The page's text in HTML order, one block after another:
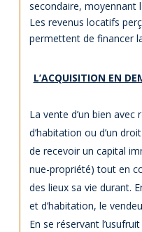
secondaire, moyennant
Les revenus locatifs
permettent de financer
L’ACQUISITION EN
La vente d’un bien avec
d’habitation ou d’un
de recevoir un capital
nue-propriété) tout en
des lieux sa vie durant.
et d’habitation, le
En se réservant